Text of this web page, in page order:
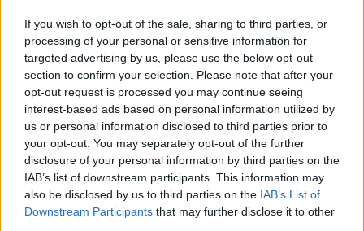
If you wish to opt-out of the sale, sharing to third parties, or
processing of your personal or sensitive information for
targeted advertising by us, please use the below opt-out
section to confirm your selection. Please note that after your
opt-out request is processed you may continue seeing
interest-based ads based on personal information utilized by
us or personal information disclosed to third parties prior to
your opt-out. You may separately opt-out of the further
disclosure of your personal information by third parties on the
IAB’s list of downstream participants. This information may
also be disclosed by us to third parties on the IAB’s List of
Downstream Participants that may further disclose it to other
οι δημοσιονομικές αλλαγές που εισήγαγε το Βέλγιο,
καταργώντας σταδιακά τις φορολογικές περικοπές για τα
εταιρικά αυτοκίνητα ορυκτών καυσίμων.
Στην Ελλάδα αντίθετα το ποσοστότωνηλεκτρικών
εταιρικώναυτοκινήτων ανήλθε σε5,1%ενώ το
αντίστοιχο ποσοστό των πωλήσεων λιανικής
περιορίστηκε σε3%.Ωστόσο και στη χώρα μας σε σχέση
με το αντίστοιχο διάστημα του 2023 οι πωλήσεις
εταιρικών ηλεκτρικών αυτοκινήτων